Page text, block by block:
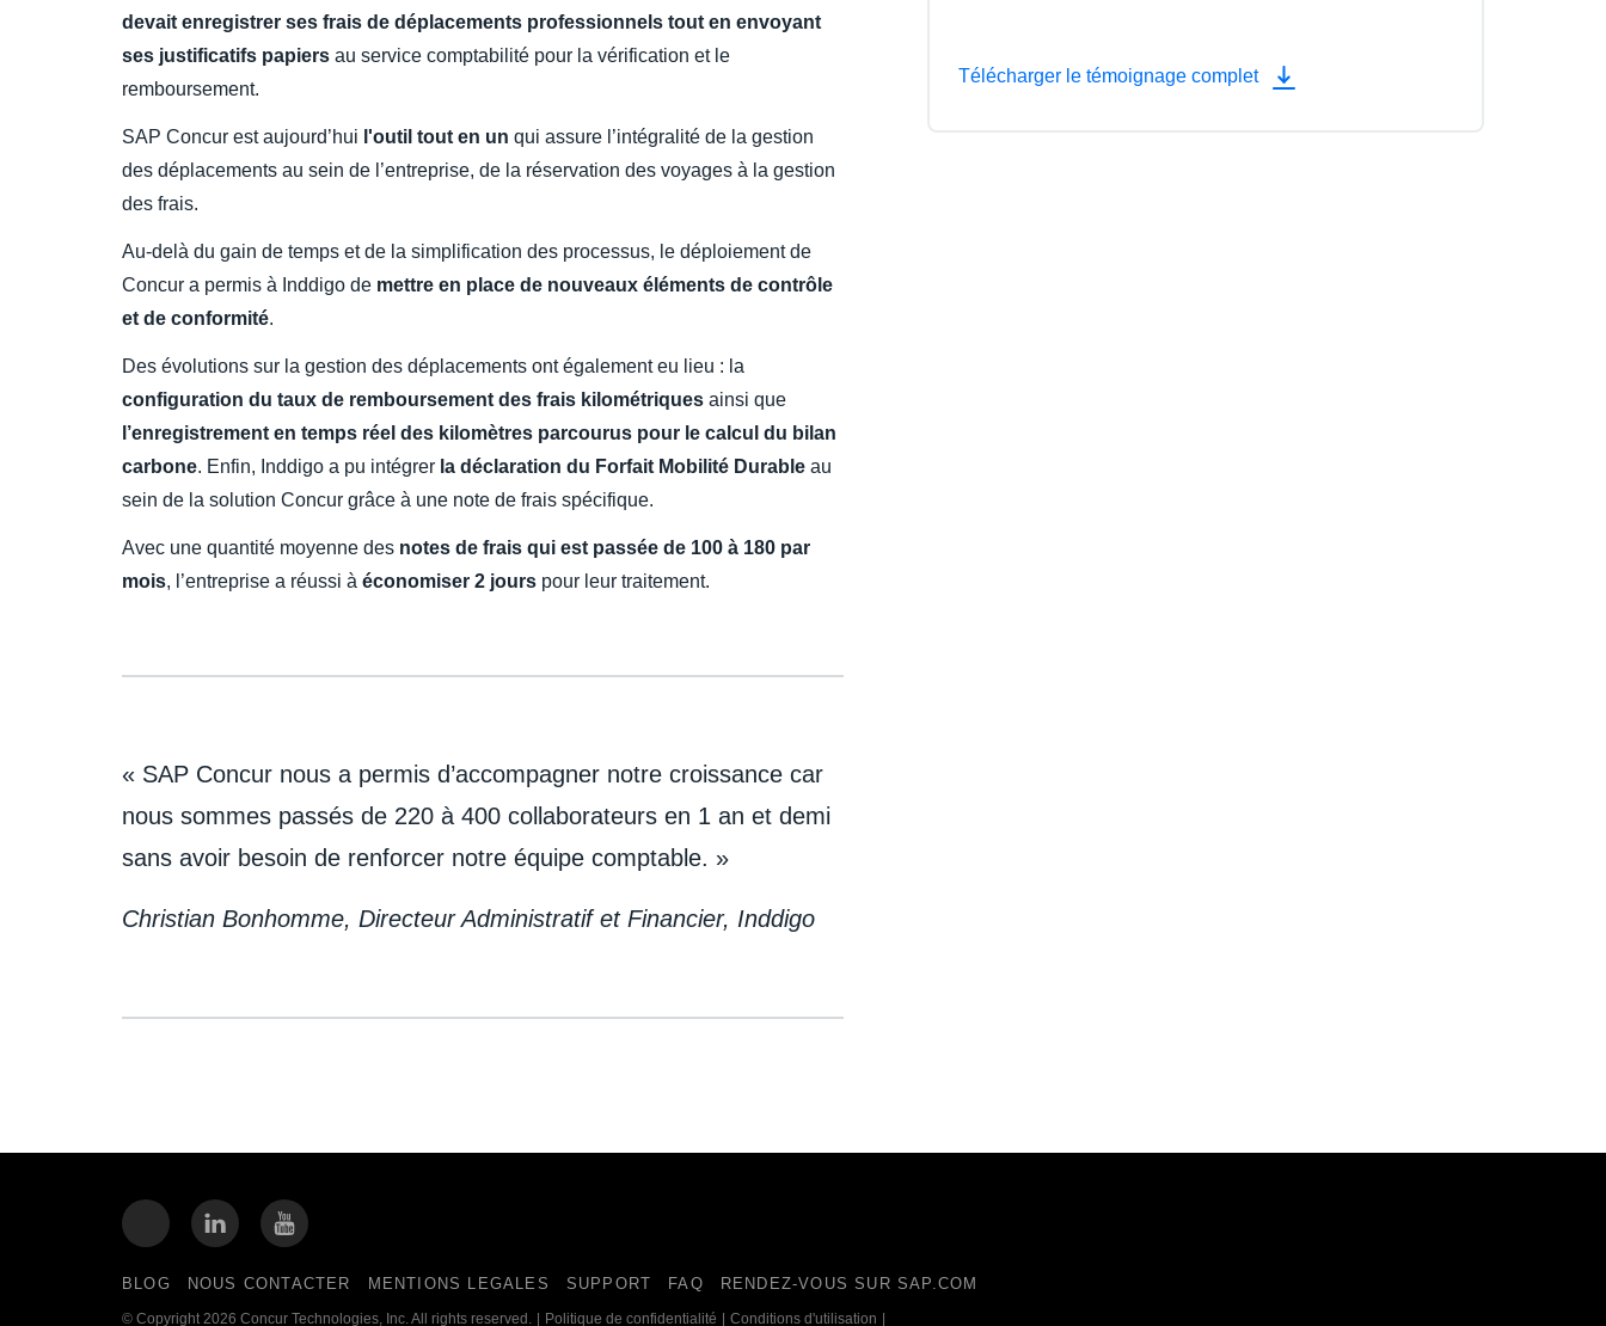
devait enregistrer ses frais de déplacements professionnels tout en envoyant
ses justificatifs papiers au service comptabilité pour la vérification et le
remboursement.
SAP Concur est aujourd’hui l'outil tout en un qui assure l’intégralité de la gestion
des déplacements au sein de l’entreprise, de la réservation des voyages à la gestion
des frais.
Au-delà du gain de temps et de la simplification des processus, le déploiement de
Concur a permis à Inddigo de mettre en place de nouveaux éléments de contrôle
et de conformité.
Des évolutions sur la gestion des déplacements ont également eu lieu : la
configuration du taux de remboursement des frais kilométriques ainsi que
l’enregistrement en temps réel des kilomètres parcourus pour le calcul du bilan
carbone. Enfin, Inddigo a pu intégrer la déclaration du Forfait Mobilité Durable au
sein de la solution Concur grâce à une note de frais spécifique.
Avec une quantité moyenne des notes de frais qui est passée de 100 à 180 par
mois, l’entreprise a réussi à économiser 2 jours pour leur traitement.
« SAP Concur nous a permis d’accompagner notre croissance car
nous sommes passés de 220 à 400 collaborateurs en 1 an et demi
sans avoir besoin de renforcer notre équipe comptable. »
Christian Bonhomme, Directeur Administratif et Financier, Inddigo
Télécharger le témoignage complet
BLOG NOUS CONTACTER MENTIONS LEGALES SUPPORT FAQ RENDEZ-VOUS SUR SAP.COM
© Copyright 2026 Concur Technologies, Inc. All rights reserved. Politique de confidentialité Conditions d'utilisation